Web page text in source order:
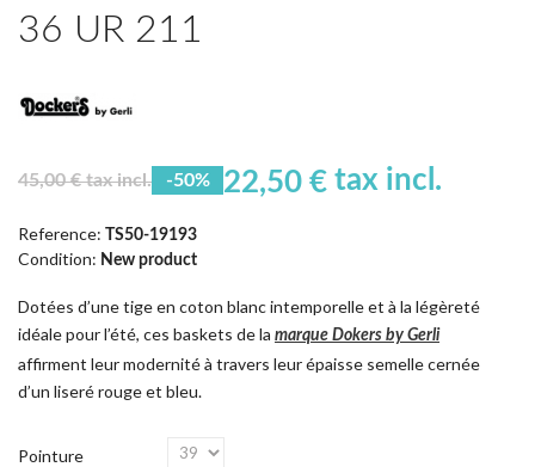
36 UR 211
45,00 € tax incl. -50% 22,50 € tax incl.
Reference: TS50-19193
Condition: New product
Dotées d’une tige en coton blanc intemporelle et à la légèreté
idéale pour l’été, ces baskets de la marque Dokers by Gerli
affirment leur modernité à travers leur épaisse semelle cernée
d’un liseré rouge et bleu.
Pointure